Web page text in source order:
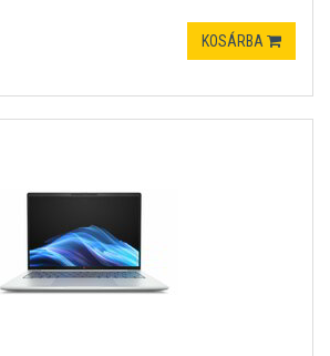
KOSÁRBA